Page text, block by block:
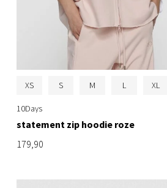
XS S M L XL
10Days
statement zip hoodie roze
179,90